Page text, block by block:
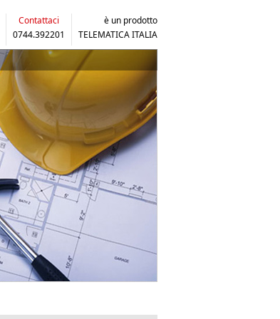
Contattaci
0744.392201
è un prodotto
TELEMATICA ITALIA